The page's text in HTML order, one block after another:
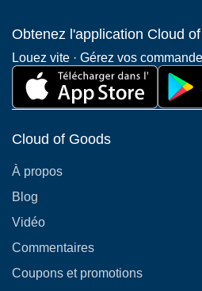
Obtenez l'application Cloud
Louez vite · Gérez vos
Cloud of Goods
À propos
Blog
Vidéo
Commentaires
Coupons et promotions